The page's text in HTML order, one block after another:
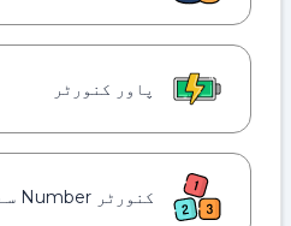
پاور کنورٹر
کنورٹر Number سے Roman Numerals